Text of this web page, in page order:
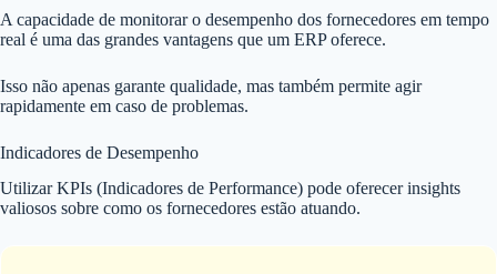
A capacidade de monitorar o desempenho dos fornecedores em tempo
real é uma das grandes vantagens que um ERP oferece.
Isso não apenas garante qualidade, mas também permite agir
rapidamente em caso de problemas.
Indicadores de Desempenho
Utilizar KPIs (Indicadores de Performance) pode oferecer insights
valiosos sobre como os fornecedores estão atuando.